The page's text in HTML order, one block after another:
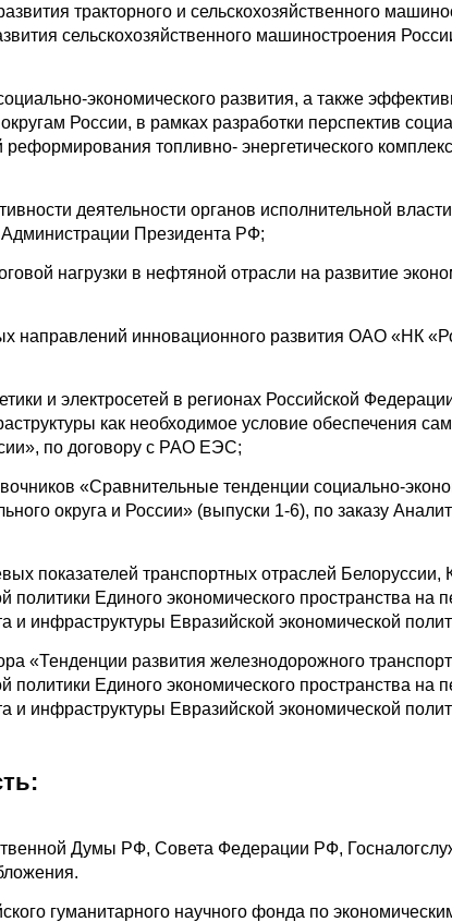
тракторного и сельскохозяйственного
сельскохозяйственного машиностроения
экономического развития, а также
России, в рамках разработки перспектив
реформирования топливно- энергетического
деятельности органов исполнительной
Администрации Президента РФ;
нагрузки в нефтяной отрасли на развитие
направлений инновационного развития ОАО «НК
и электросетей в регионах Российской
как необходимое условие обеспечения
по договору с РАО ЕЭС;
«Сравнительные тенденции социально-
округа и России» (выпуски 1-6), по заказу
показателей транспортных отраслей Белоруссии,
политики Единого экономического пространства на
и инфраструктуры Евразийской экономической
«Тенденции развития железнодорожного
политики Единого экономического пространства на
и инфраструктуры Евразийской экономической
Думы РФ, Совета Федерации РФ,
гуманитарного научного фонда по